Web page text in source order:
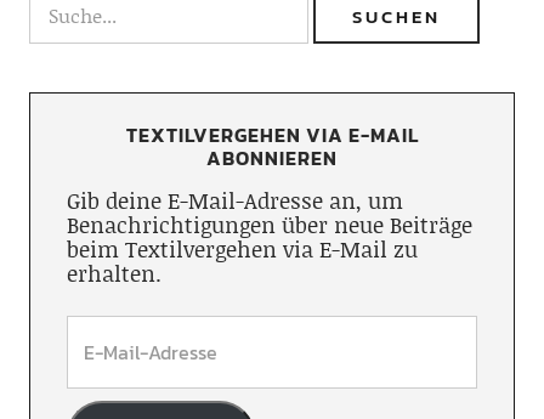
TEXTILVERGEHEN VIA E-MAIL
ABONNIEREN
Gib deine E-Mail-Adresse an, um
Benachrichtigungen über neue Beiträge
beim Textilvergehen via E-Mail zu
erhalten.